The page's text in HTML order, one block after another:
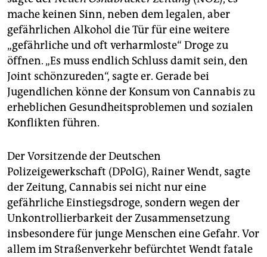
mache keinen Sinn, neben dem legalen, aber
gefährlichen Alkohol die Tür für eine weitere
„gefährliche und oft verharmloste“ Droge zu
öffnen. „Es muss endlich Schluss damit sein, den
Joint schönzureden“, sagte er. Gerade bei
Jugendlichen könne der Konsum von Cannabis zu
erheblichen Gesundheitsproblemen und sozialen
Konflikten führen.
Der Vorsitzende der Deutschen
Polizeigewerkschaft (DPolG), Rainer Wendt, sagte
der Zeitung, Cannabis sei nicht nur eine
gefährliche Einstiegsdroge, sondern wegen der
Unkontrollierbarkeit der Zusammensetzung
insbesondere für junge Menschen eine Gefahr. Vor
allem im Straßenverkehr befürchtet Wendt fatale